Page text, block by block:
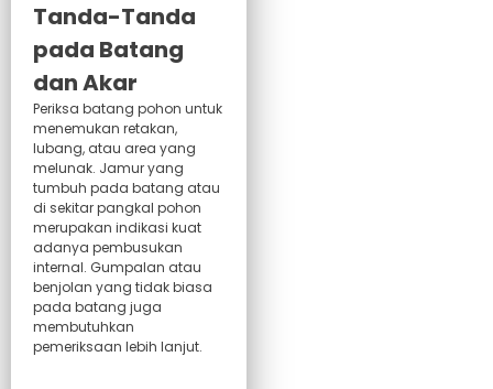
Tanda-Tanda
pada Batang
dan Akar
Periksa batang pohon untuk
menemukan retakan,
lubang, atau area yang
melunak. Jamur yang
tumbuh pada batang atau
di sekitar pangkal pohon
merupakan indikasi kuat
adanya pembusukan
internal. Gumpalan atau
benjolan yang tidak biasa
pada batang juga
membutuhkan
pemeriksaan lebih lanjut.